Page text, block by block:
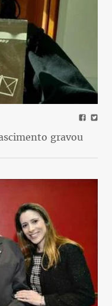
gravou